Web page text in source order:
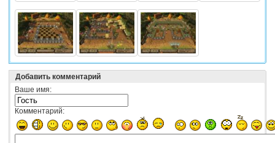
Добавить комментарий
Ваше имя:
Комментарий: